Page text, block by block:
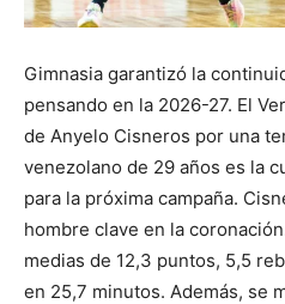
Gimnasia garantizó la
pensando en la 2026-27. El
de Anyelo Cisneros por una
venezolano de 29 años es la
para la próxima campaña.
hombre clave en la
medias de 12,3 puntos, 5,5
en 25,7 minutos. Además, se